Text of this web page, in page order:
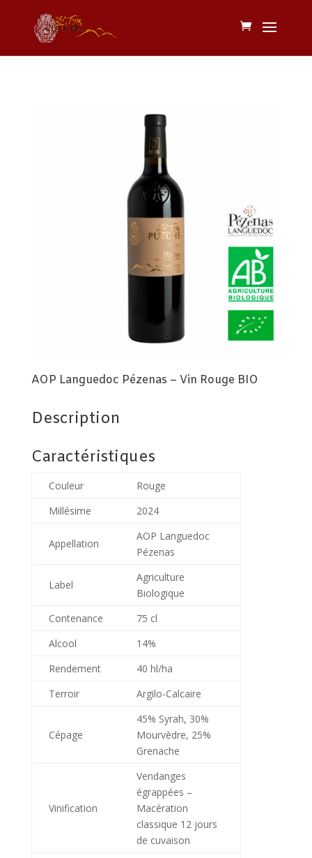
AOP Languedoc Pézenas – Vin Rouge BIO
Description
Caractéristiques
Couleur
Rouge
Millésime
2024
Appellation
AOP Languedoc
Pézenas
Label
Agriculture
Biologique
Contenance
75 cl
Alcool
14%
Rendement
40 hl/ha
Terroir
Argilo-Calcaire
Cépage
45% Syrah, 30%
Mourvèdre, 25%
Grenache
Vinification
Vendanges
égrappées –
Macération
classique 12 jours
de cuvaison